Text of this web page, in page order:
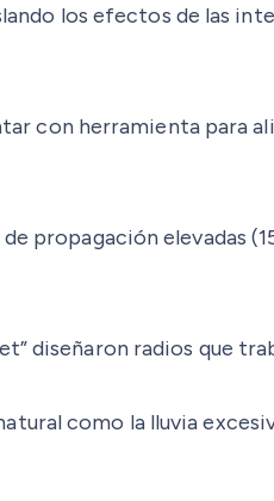
los efectos de las
con herramienta para
propagación elevadas
diseñaron radios que
como la lluvia